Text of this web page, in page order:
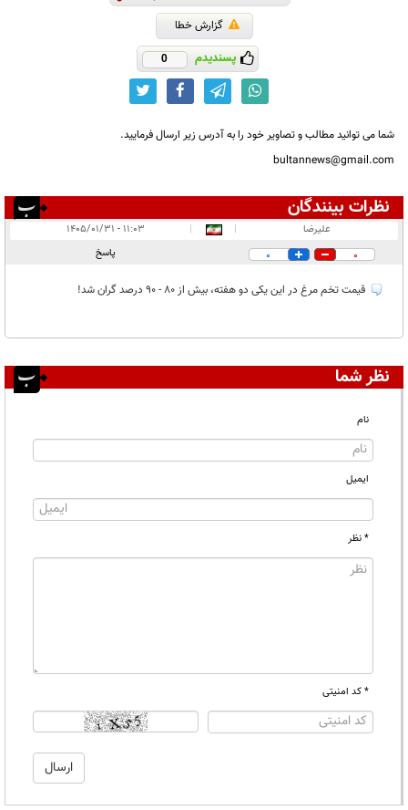
گزارش خطا
پسندیدم 0
شما می توانید مطالب و تصاویر خود را به آدرس زیر ارسال فرمایید.
bultannews@gmail.com
نظرات بینندگان
در انتظار بررسی:
علیرضا |
|
۱۱:۰۳ - ۱۴۰۵/۰۱/۳۱
0
0 پاسخ
قیمت تخم مرغ در این یکی دو هفته، بیش از 80 - 90 درصد گران شد!
نظر شما
نام
ایمیل
* نظر
* کد امنیتی